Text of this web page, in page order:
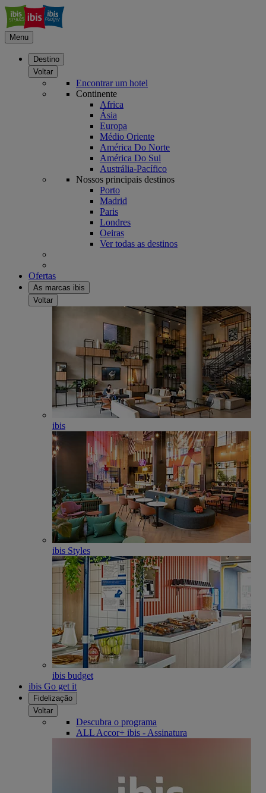
Menu
Destino
Voltar
Encontrar um hotel
Continente
Africa
Ásia
Europa
Médio Oriente
América Do Norte
América Do Sul
Austrália-Pacífico
Nossos principais destinos
Porto
Madrid
Paris
Londres
Oeiras
Ver todas as destinos
Ofertas
As marcas ibis
Voltar
ibis
ibis Styles
ibis budget
ibis Go get it
Fidelização
Voltar
Descubra o programa
ALL Accor+ ibis - Assinatura